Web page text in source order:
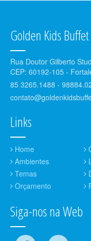
Golden Kids Buffet
Rua Doutor Gilberto
CEP: 60192-105 -
85 3265.1488 -
Links
Home
Ambientes
Temas
Orçamento
Siga-nos na Web